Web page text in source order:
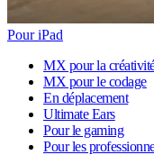
Pour iPad
MX pour la
MX pour le codage
En déplacement
Ultimate Ears
Pour le gaming
Pour les